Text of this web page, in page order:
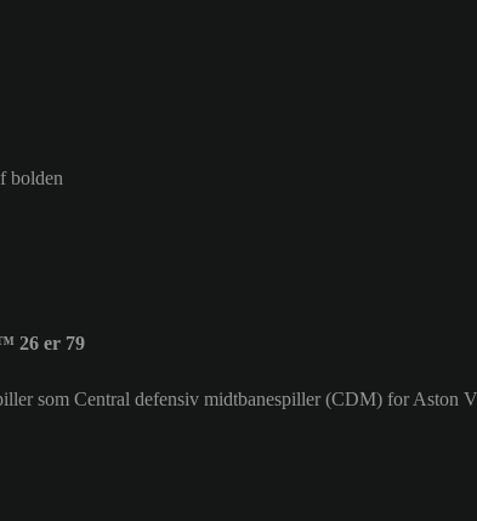
bolden
26 er 79
som Central defensiv midtbanespiller (CDM) for Aston